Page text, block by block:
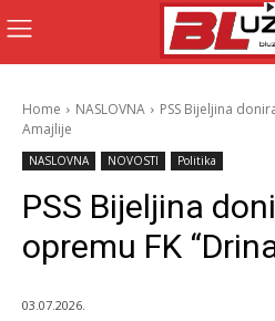
Home NASLOVNA
PSS Bijeljina
Amajlije
NASLOVNA NOVOSTI Politika
PSS Bijeljina
opremu FK
03.07.2026.